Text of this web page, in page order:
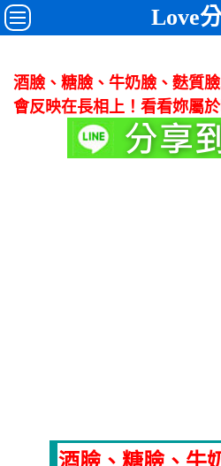
Love
酒臉、糖臉、牛奶臉、麩質
會反映在長相上！看看妳屬